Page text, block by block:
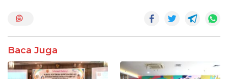
k p
Baca Juga